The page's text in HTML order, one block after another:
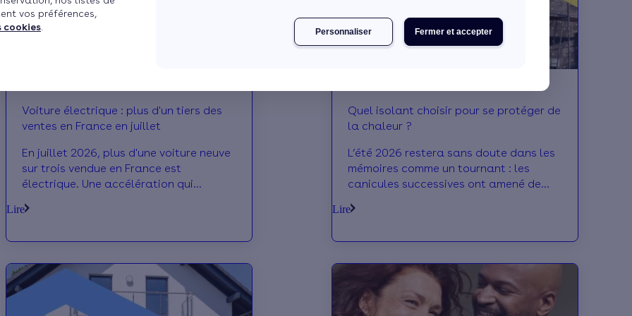
vos préférences,
cookies Fermer et accepter
Personnaliser
Voiture électrique : plus d'un tiers des
ventes en France en juillet
En juillet 2026, plus d'une voiture neuve
sur trois vendue en France est
électrique. Une accélération qui
l'électrification des usages.
Lire
Quel isolant choisir pour se protéger de
la chaleur ?
L’été 2026 restera sans doute dans les
mémoires comme un tournant : les
canicules successives ont amené de
conscience que les logements sont
Heureusement, une isolation bien
choisie permet de protéger sa maison
et de mieux vivre les périodes de fortes
chaleurs. On fait le tour des isolants
les plus efficaces !
Lire